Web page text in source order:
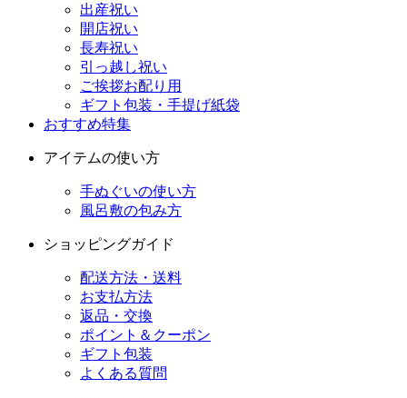
出産祝い
開店祝い
長寿祝い
引っ越し祝い
ご挨拶お配り用
ギフト包装・手提げ紙袋
おすすめ特集
アイテムの使い方
手ぬぐいの使い方
風呂敷の包み方
ショッピングガイド
配送方法・送料
お支払方法
返品・交換
ポイント＆クーポン
ギフト包装
よくある質問